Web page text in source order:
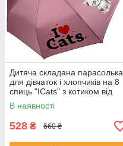
Дитяча складана парасолька
для дівчаток і хлопчиків на 8
спиць "ICats" з котиком від
Toprain ніжно-рожева 02089-
8
В наявності
528 ₴ 660 ₴